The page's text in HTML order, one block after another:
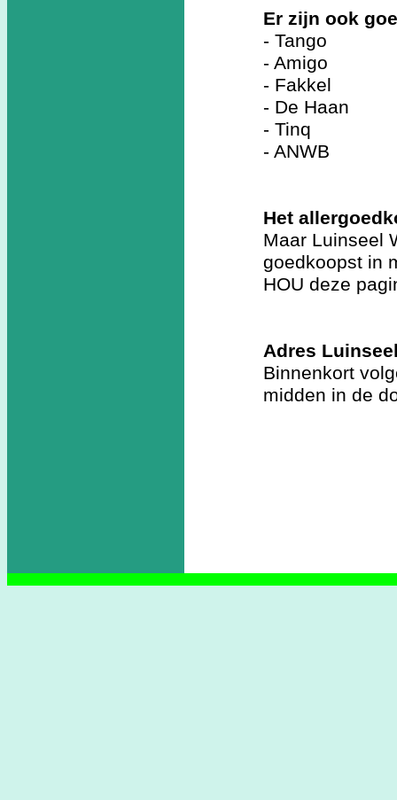
Er zijn ook
- Tango
- Amigo
- Fakkel
- De Haan
- Tinq
- ANWB
Het
Maar Luinseel
goedkoopst in
HOU deze
Adres
Binnenkort
midden in de